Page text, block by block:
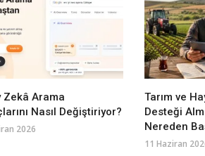
Zekâ Arama
Nasıl Değiştiriyor?
2026
Tarım ve
Desteği
Nereden
11 Haziran